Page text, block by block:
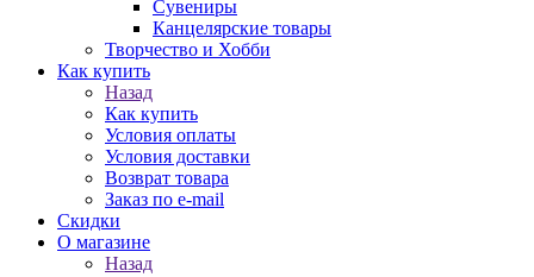
Сувениры
Канцелярские товары
Творчество и Хобби
Как купить
Назад
Как купить
Условия оплаты
Условия доставки
Возврат товара
Заказ по e-mail
Скидки
О магазине
Назад